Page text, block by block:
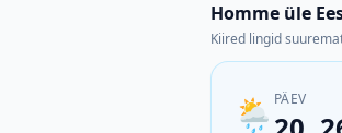
Homme üle
Kiired lingid
🌦 PÄEV